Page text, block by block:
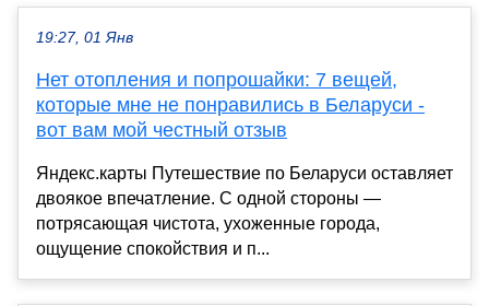
19:27, 01 Янв
Нет отопления и попрошайки: 7 вещей,
которые мне не понравились в Беларуси -
вот вам мой честный отзыв
Яндекс.карты Путешествие по Беларуси оставляет
двоякое впечатление. С одной стороны —
потрясающая чистота, ухоженные города,
ощущение спокойствия и п...